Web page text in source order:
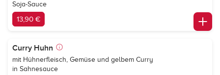
Soja-Sauce
13,90 €
Curry Huhn
mit Hühnerfleisch, Gemüse und gelbem Curry
in Sahnesauce